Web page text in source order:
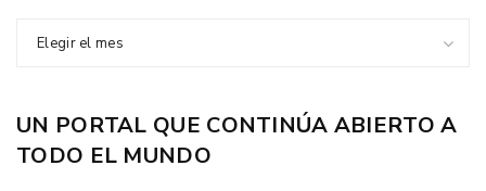
Elegir el mes
UN PORTAL QUE CONTINÚA ABIERTO A
TODO EL MUNDO